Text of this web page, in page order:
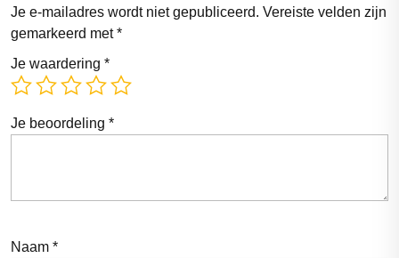
Je e-mailadres wordt niet gepubliceerd. Vereiste velden zijn
gemarkeerd met*
Je waardering *
Je beoordeling *
Naam *